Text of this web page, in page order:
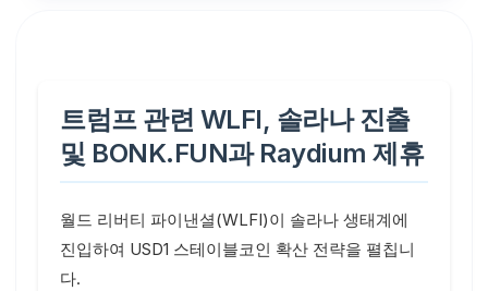
트럼프 관련 WLFI, 솔라나 진출
및 BONK.FUN과 Raydium 제휴
월드 리버티 파이낸셜(WLFI)이 솔라나 생태계에
진입하여 USD1 스테이블코인 확산 전략을 펼칩니
다.